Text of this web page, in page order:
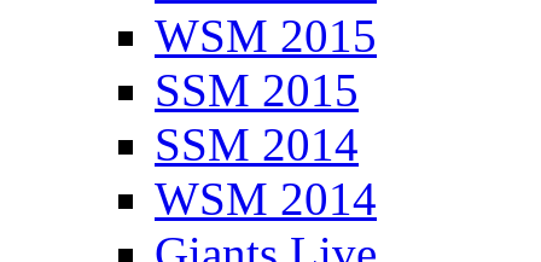
WSM 2015
SSM 2015
SSM 2014
WSM 2014